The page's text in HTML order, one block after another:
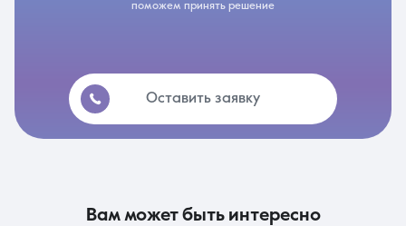
поможем принять решение
Оставить заявку
вам может быть интересно